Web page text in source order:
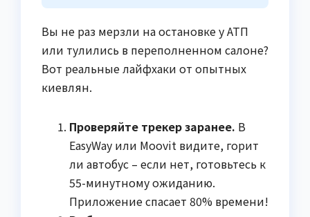
Вы не раз мерзли на остановке у АТП
или тулились в переполненном салоне?
Вот реальные лайфхаки от опытных
киевлян.
Проверяйте трекер заранее. В
EasyWay или Moovit видите, горит
ли автобус – если нет, готовьтесь к
55-минутному ожиданию.
Приложение спасает 80% времени!